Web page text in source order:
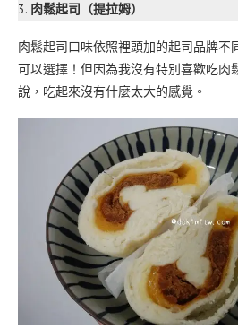
3. 肉鬆起司（提拉姆）
肉鬆起司口味依照裡頭加的起司品牌不
可以選擇！但因為我沒有特別喜歡吃肉
說，吃起來沒有什麼太大的感覺。